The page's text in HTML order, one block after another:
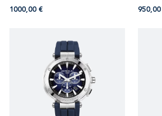
1000,00 € 950,00